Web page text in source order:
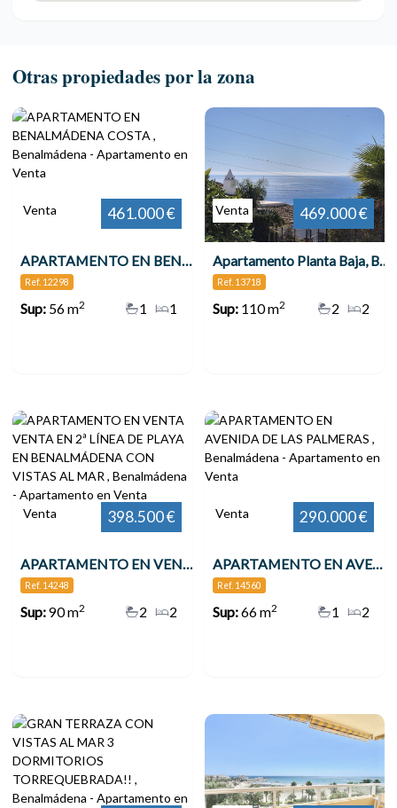
Otras propiedades por la zona
Venta 461.000 €
APARTAMENTO EN BENALMÁDENA COSTA , Benalmádena
Ref. 12298
Sup:56 m2 1
1
Venta 469.000 €
Apartamento Planta Baja, Benalmadena
Ref. 13718
Sup:110 m2 2
2
Venta 398.500 €
APARTAMENTO EN VENTA VENTA EN 2ª LÍNEA DE PLAYA EN BENALMÁDENA CON VISTAS AL MAR , Benalmádena
Ref. 14248
Sup:90 m2 2
2
Venta 290.000 €
APARTAMENTO EN AVENIDA DE LAS PALMERAS , Benalmádena
Ref. 14560
Sup:66 m2 2
1